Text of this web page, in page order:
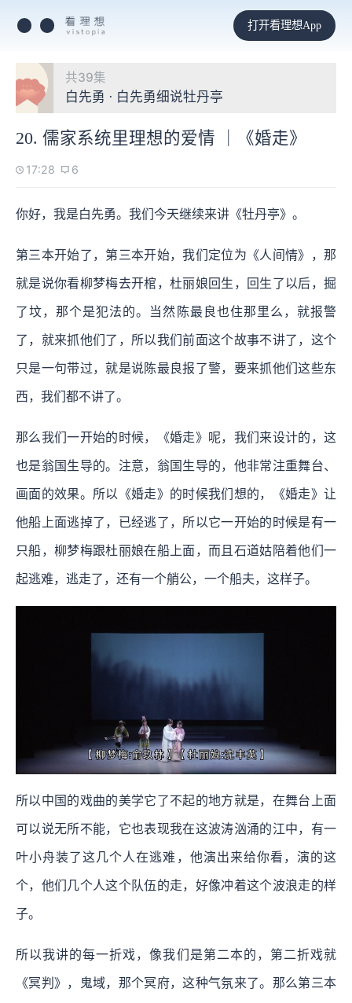
打开看理想App
共39集
白先勇 · 白先勇细说牡丹亭
20. 儒家系统里理想的爱情 ｜《婚走》
17:28 6
你好，我是白先勇。我们今天继续来讲《牡丹亭》。
第三本开始了，第三本开始，我们定位为《人间情》，那
就是说你看柳梦梅去开棺，杜丽娘回生，回生了以后，掘
了坟，那个是犯法的。当然陈最良也住那里么，就报警
了，就来抓他们了，所以我们前面这个故事不讲了，这个
只是一句带过，就是说陈最良报了警，要来抓他们这些东
西，我们都不讲了。
那么我们一开始的时候，《婚走》呢，我们来设计的，这
也是翁国生导的。注意，翁国生导的，他非常注重舞台、
画面的效果。所以《婚走》的时候我们想的，《婚走》让
他船上面逃掉了，已经逃了，所以它一开始的时候是有一
只船，柳梦梅跟杜丽娘在船上面，而且石道姑陪着他们一
起逃难，逃走了，还有一个艄公，一个船夫，这样子。
所以中国的戏曲的美学它了不起的地方就是，在舞台上面
可以说无所不能，它也表现我在这波涛汹涌的江中，有一
叶小舟装了这几个人在逃难，他演出来给你看，演的这
个，他们几个人这个队伍的走，好像冲着这个波浪走的样
子。
所以我讲的每一折戏，像我们是第二本的，第二折戏就
《冥判》，鬼域，那个冥府，这种气氛来了。那么第三本